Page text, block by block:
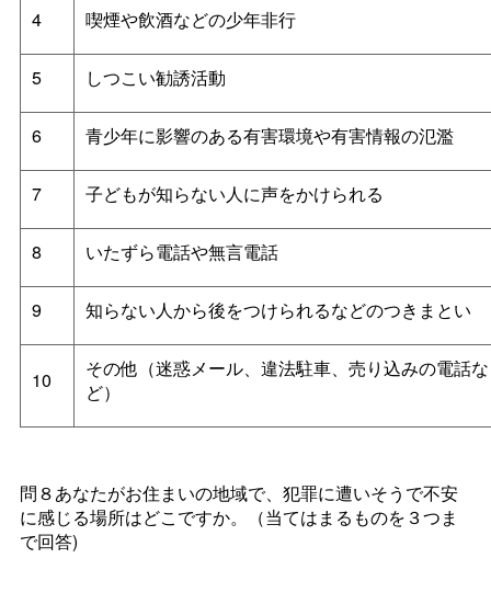
4 喫煙や飲酒などの少年非行
5 しつこい勧誘活動
6 青少年に影響のある有害環境や有害情報の氾濫
7 子どもが知らない人に声をかけられる
8 いたずら電話や無言電話
9 知らない人から後をつけられるなどのつきまとい
10
その他（迷惑メール、違法駐車、売り込みの電話な
ど）
問８あなたがお住まいの地域で、犯罪に遭いそうで不安
に感じる場所はどこですか。（当てはまるものを３つま
で回答)